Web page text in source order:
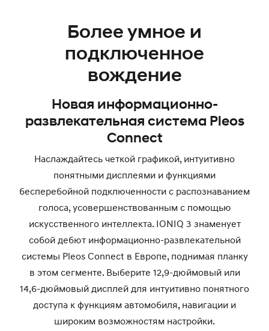
Более умное и
подключенное
вождение
Новая информационно-
развлекательная система Pleos
Connect
Наслаждайтесь четкой графикой, интуитивно
понятными дисплеями и функциями
бесперебойной подключенности с распознаванием
голоса, усовершенствованным с помощью
искусственного интеллекта. IONIQ 3 знаменует
собой дебют информационно-развлекательной
системы Pleos Connect в Европе, поднимая планку
в этом сегменте. Выберите 12,9-дюймовый или
14,6-дюймовый дисплей для интуитивно понятного
доступа к функциям автомобиля, навигации и
широким возможностям настройки.